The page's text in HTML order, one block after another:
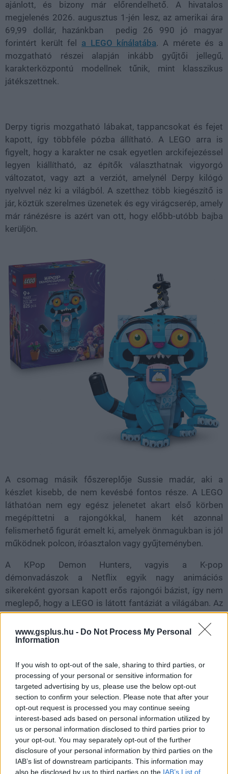
www.gsplus.hu - Do Not Process My Personal
Information
If you wish to opt-out of the sale, sharing to third parties, or
processing of your personal or sensitive information for
targeted advertising by us, please use the below opt-out
section to confirm your selection. Please note that after your
opt-out request is processed you may continue seeing
interest-based ads based on personal information utilized by
us or personal information disclosed to third parties prior to
your opt-out. You may separately opt-out of the further
disclosure of your personal information by third parties on the
IAB’s list of downstream participants. This information may
also be disclosed by us to third parties on the IAB’s List of
ajánlott, és bizony már előrendelhető. A hivatalos
megjelenés 2026. augusztus 1-jén lesz, az amerikai ára
69,99 dollár, hazánkban pedig 26 990 jó magyar
forintért került fel a LEGO kínálatába. A mérete és a
mozgatható részei alapján inkább gyűjtői jellegű,
karakterközpontú modellnek tűnik, mint klasszikus
játékszettnek.
Derpy tigris mozgatható lábakat, tappancsokat és fejet
kapott, így többféle pózba állítható. A LEGO arra is
figyelt, hogy a karakter ne csak egyetlen arckifejezéssel
legyen kiállítható, az építők választhatnak vigyorgó
változatot, vagy azt a verziót, amelynél Derpy kilógó
nyelvvel néz ki a világból. A szetthez több kiegészítő is
jár, köztük szerelmes üzenetek és egy virágcserép, amely
már ránézésre is azért van ott, hogy előbb-utóbb bajba
kerüljön.
A csomag másik főszereplője Sussie madár, aki a
készlet kisebb, de nem kevésbé fontos része. A LEGO
láthatóan nem egy egész jelenetet akart első körben
megépíttetni a rajongókkal, hanem két azonnal
felismerhető figurát emelt ki, amelyek önmagukban is jól
működnek polcon, íróasztalon vagy gyűjteményben.
A KPop Demon Hunters, vagyis a K-pop
démonvadászok a Netflix egyik nagy animációs
sikereként gyorsan kapott erős rajongói bázist, így nem
meglepő, hogy a LEGO is látott fantáziát a világában. Az
első szett ráadásul nem egyszerű logós
együttműködésnek tűnik, hanem olyan modellnek, amely
érti, miért szeretik a nézők ezeket a karaktereket. Derpy
furcsa és könnyen megjegyezhető figura.
A LEGO bejelentése szerint ez csak a kezdet, így jó
eséllyel további KPop Demon Hunters-készletek is
érkeznek majd. A Derpy tigris és Sussie madár készlet
augusztusi rajtja így inkább első lépésnek tűnik egy
nagyobb sorozatban, amely később akár a film más
szereplőit, ikonikus helyszíneit vagy akciódúsabb
jeleneteit is elhozhatja LEGO-formában.